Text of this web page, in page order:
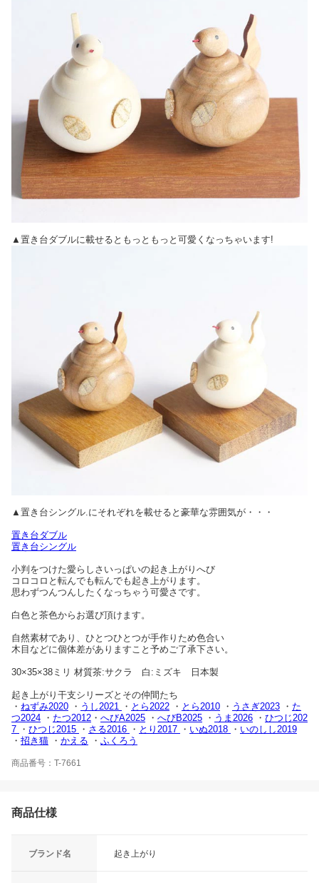
▲置き台ダブルに載せるともっともっと可愛くなっちゃいます!
▲置き台シングル.にそれぞれを載せると豪華な雰囲気が・・・
置き台ダブル
置き台シングル
小判をつけた愛らしさいっぱいの起き上がりへび
コロコロと転んでも転んでも起き上がります。
思わずつんつんしたくなっちゃう可愛さです。
白色と茶色からお選び頂けます。
自然素材であり、ひとつひとつが手作りため色合い
木目などに個体差がありますこと予めご了承下さい。
30×35×38ミリ 材質茶:サクラ 白:ミズキ 日本製
起き上がり干支シリーズとその仲間たち
・ ねずみ2020 ・ うし2021 ・ とら2022 ・ とら2010 ・ うさぎ2023 ・ た
つ2024 ・ たつ2012 ・ へびA2025 ・ へびB2025 ・ うま2026 ・ ひつじ202
7 ・ ひつじ2015 ・ さる2016 ・ とり2017 ・ いぬ2018 ・ いのしし2019
・ 招き猫 ・ かえる ・ ふくろう
商品番号：T-7661
商品仕様
ブランド名 起き上がり